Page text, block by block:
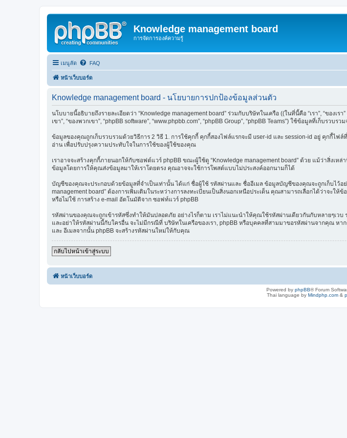
Knowledge management board
การจัดการองค์ความรู้
เมนูลัด FAQ
หน้าเว็บบอร์ด
Knowledge management board - นโยบายการปกป้องข้อมูลส่วนตัว
นโบบายนี้อธิบายถึงรายละเอียดว่า “Knowledge management board” ร่วมกับบริษัทในเครือ ((ในที่นี้คือ “เรา”, “ของเร
เขา”, “ของพวกเขา”, “phpBB software”, “www.phpbb.com”, “phpBB Group”, “phpBB Teams”) ใช้ข้อมูลที่เก็บรว
ข้อมูลของคุณถูกเก็บรวบรวมด้วยวิธีการ 2 วิธี 1. การใช้คุกกี้ คุกกี้สองไฟล์แรกจะมี user-id และ session-id อยู่ คุกกี้ไฟ
อ่าน เพื่อปรับปรุงความประทับใจในการใช้ของผู้ใช้ของคุณ
เราอาจจะสร้างคุกกี้ภายนอกให้กับซอฟต์แวร์ phpBB ขณะผู้ใช้ดู “Knowledge management board” ด้วย แม้ว่าสิ่งเ
ข้อมูลโดยการให้คุณส่งข้อมูลมาให้เราโดยตรง คุณอาจจะใช้การโพสต์แบบไม่ประสงค์ออกนามก็ได้
บัญชีของคุณจะประกอบด้วยข้อมูลที่จำเป็นเท่านั้น ได้แก่ ชื่อผู้ใช้ รหัสผ่านและ ชื่ออีเมล ข้อมูลบัญชีของคุณจะถูกเก็บไว้
management board” ต้องการเพิ่มเติมในระหว่างการลงทะเบียนเป็นสิ่งนอกเหนือประเด็น คุณสามารถเลือกได้ว่าจ
หรือไม่ใช้ การสร้าง e-mail อัตโนมัติจาก ซอฟท์แวร์ phpBB
รหัสผ่านของคุณจะถูกเข้ารหัสซึ่งทำให้มันปลอดภัย อย่างไรก็ตาม เราไม่แนะนำให้คุณใช้รหัสผ่านเดียวกันกับหลายๆเว
และอย่าให้รหัสผ่านนี้กับใครอื่น จะไม่มีกรณีที่ บริษัทในเครือของเรา, phpBB หรือบุคคลที่สามมาขอรหัสผ่านจากคุณ ห
และ อีเมลจากนั้น phpBB จะสร้างรหัสผ่านใหม่ให้กับคุณ
กลับไปหน้าเข้าสู่ระบบ
หน้าเว็บบอร์ด
Powered by phpBB® Forum
Thai language by Mindphp.com&